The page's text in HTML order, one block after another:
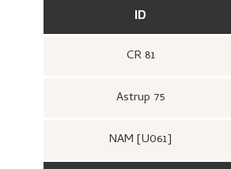
ID
CR 81
Astrup 75
NAM [U061]